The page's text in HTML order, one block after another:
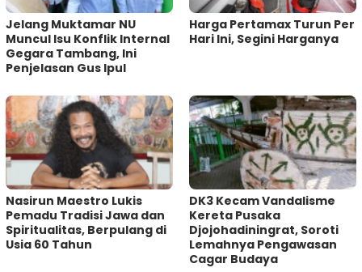
Jelang Muktamar NU
Muncul Isu Konflik Internal
Gegara Tambang, Ini
Penjelasan Gus Ipul
Harga Pertamax Turun Per
Hari Ini, Segini Harganya
‎Nasirun Maestro Lukis
Pemadu Tradisi Jawa dan
Spiritualitas, Berpulang di
Usia 60 Tahun
DK3 Kecam Vandalisme
Kereta Pusaka
Djojohadiningrat, Soroti
Lemahnya Pengawasan
Cagar Budaya